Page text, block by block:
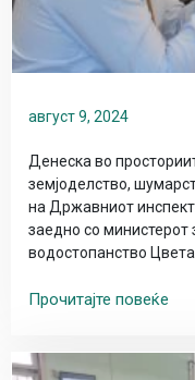
август 9, 2024
Денеска во
земјоделство,
на Државниот
заедно со министерот
водостопанство
Прочитајте повеќе